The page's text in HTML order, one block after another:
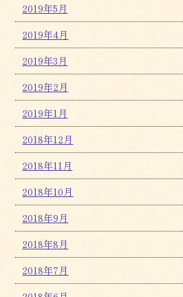
2019年5月
2019年4月
2019年3月
2019年2月
2019年1月
2018年12月
2018年11月
2018年10月
2018年9月
2018年8月
2018年7月